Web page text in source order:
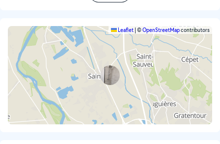
Leaflet ©OpenStreetMapcontributors